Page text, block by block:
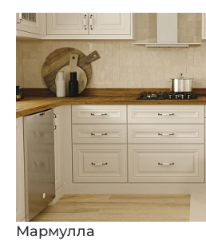
Мармулла